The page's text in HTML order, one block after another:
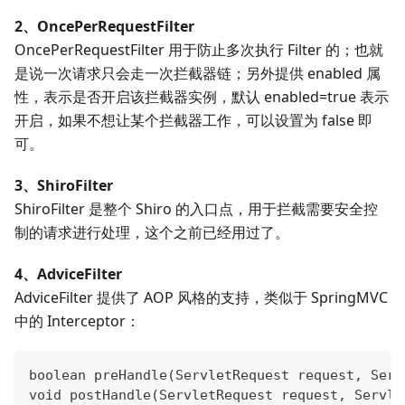
2、OncePerRequestFilter
OncePerRequestFilter 用于防止多次执行 Filter 的；也就
是说一次请求只会走一次拦截器链；另外提供 enabled 属
性，表示是否开启该拦截器实例，默认 enabled=true 表示
开启，如果不想让某个拦截器工作，可以设置为 false 即
可。
3、ShiroFilter
ShiroFilter 是整个 Shiro 的入口点，用于拦截需要安全控
制的请求进行处理，这个之前已经用过了。
4、AdviceFilter
AdviceFilter 提供了 AOP 风格的支持，类似于 SpringMVC
中的 Interceptor：
boolean preHandle(ServletRequest request,
void postHandle(ServletRequest request,